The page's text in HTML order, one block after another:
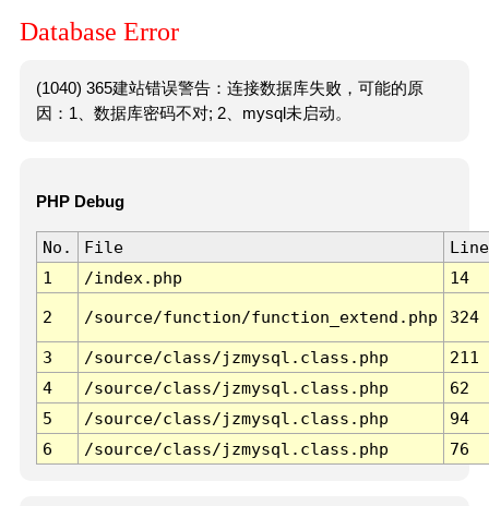
Database Error
(1040) 365建站错误警告：连接数据库失败，可能的原
因：1、数据库密码不对; 2、mysql未启动。
PHP Debug
No. File
Line
1
/index.php 14
2 /source/function/function_extend.php 324
3 /source/class/jzmysql.class.php
211
4
/source/class/jzmysql.class.php
62
5
/source/class/jzmysql.class.php
94
6
/source/class/jzmysql.class.php 76